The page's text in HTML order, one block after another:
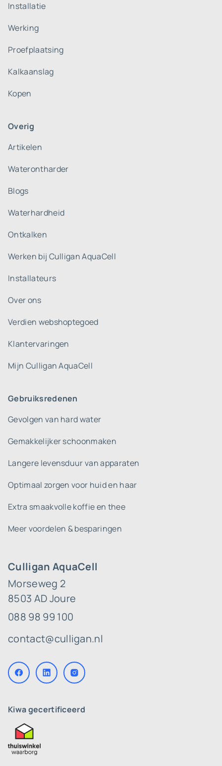
Culligan AquaCell
Morseweg 2
8503 AD Joure
088 98 99 100
contact@culligan.nl
Kiwa gecertificeerd
Installatie
Werking
Proefplaatsing
Kalkaanslag
Kopen
Overig
Artikelen
Waterontharder
Blogs
Waterhardheid
Ontkalken
Werken bij Culligan AquaCell
Installateurs
Over ons
Verdien webshoptegoed
Klantervaringen
Mijn Culligan AquaCell
Gebruiksredenen
Gevolgen van hard water
Gemakkelijker schoonmaken
Langere levensduur van apparaten
Optimaal zorgen voor huid en haar
Extra smaakvolle koffie en thee
Meer voordelen & besparingen